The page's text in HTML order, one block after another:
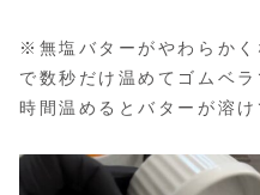
※無塩バターがやわらか
で数秒だけ温めてゴムベ
時間温めるとバターが溶